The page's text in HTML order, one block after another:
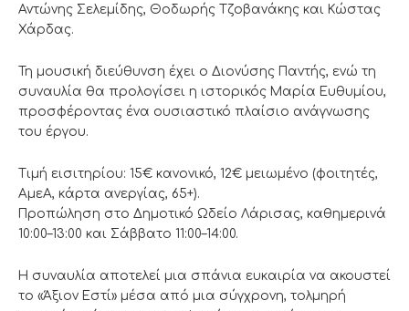
Αντώνης Σελεμίδης, Θοδωρής Τζοβανάκης και Κώστας
Χάρδας.
Τη μουσική διεύθυνση έχει ο Διονύσης Παντής, ενώ τη
συναυλία θα προλογίσει η ιστορικός Μαρία Ευθυμίου,
προσφέροντας ένα ουσιαστικό πλαίσιο ανάγνωσης
του έργου.
Τιμή εισιτηρίου: 15€ κανονικό, 12€ μειωμένο (φοιτητές,
ΑμεΑ, κάρτα ανεργίας, 65+).
Προπώληση στο Δημοτικό Ωδείο Λάρισας, καθημερινά
10:00–13:00 και Σάββατο 11:00–14:00.
Η συναυλία αποτελεί μια σπάνια ευκαιρία να ακουστεί
το «Άξιον Εστί» μέσα από μια σύγχρονη, τολμηρή